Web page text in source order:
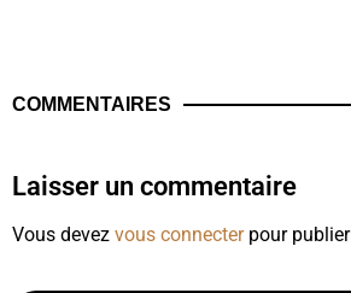
COMMENTAIRES
Laisser un commentaire
Vous devez vous connecterpour